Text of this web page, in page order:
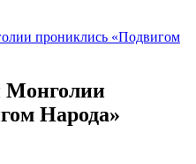
прониклись «Подвигом
Монголии
Народа»